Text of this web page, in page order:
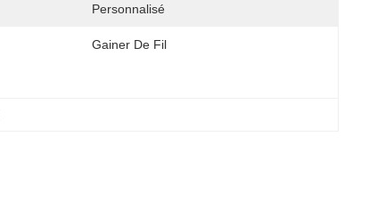
Personnalisé
Gainer De Fil